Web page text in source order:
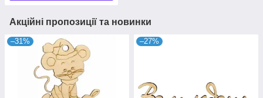
Акційні пропозиції та новинки
–31% –27%